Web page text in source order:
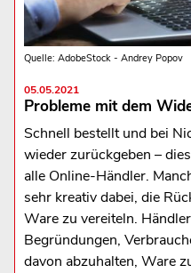
Quelle: AdobeStock - Andrey Popov
05.05.2021
Probleme mit dem
Schnell bestellt und bei
wieder zurückgeben –
alle Online-Händler.
sehr kreativ dabei, die
Ware zu vereiteln.
Begründungen,
davon abzuhalten, Ware